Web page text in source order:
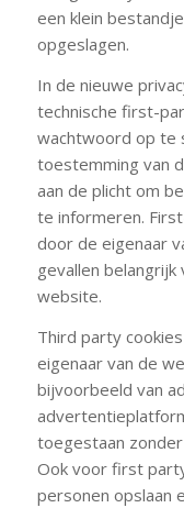
een klein
opgeslagen.
In de nieuwe
technische first-
wachtwoord op te
toestemming van
aan de plicht om
te informeren.
door de eigenaar
gevallen
website.
Third party
eigenaar van de
bijvoorbeeld van
toegestaan
Ook voor first
personen opslaan